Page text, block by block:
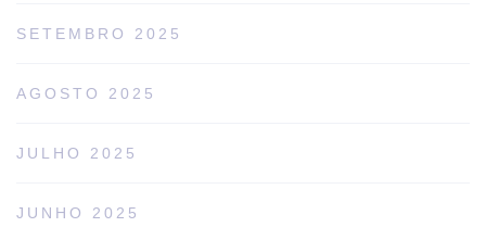
SETEMBRO 2025
AGOSTO 2025
JULHO 2025
JUNHO 2025